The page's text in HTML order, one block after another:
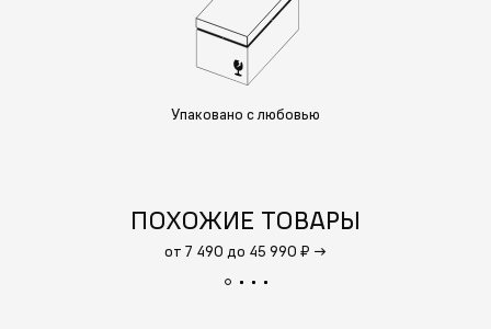
Упаковано с любовью
ПОХОЖИЕ ТОВАРЫ
от 7 490 до 45 990 ₽ →